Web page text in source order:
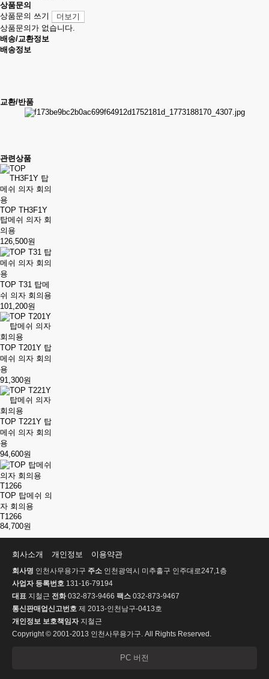
상품문의
상품문의 쓰기
더보기
상품문의가 없습니다.
배송/교환정보
배송정보
교환/반품
관련상품
TOP TH3F1Y
탑메쉬 의자 회
의용
126,500원
TOP T31 탑메
쉬 의자 회의용
101,200원
TOP T201Y 탑
메쉬 의자 회의
용
91,300원
TOP T221Y 탑
메쉬 의자 회의
용
94,600원
TOP 탑메쉬 의
자 회의용
T1266
84,700원
회사소개 개인정보 이용약관
회사명 인천사무용가구 주소 인천광역시 미추홀구 인주대로247,1층
사업자 등록번호 131-16-79194
대표 지철근 전화032-873-9466 팩스 032-873-9467
통신판매업신고번호 제 2013-인천남구-0413호
개인정보 보호책임자지철근
Copyright © 2001-2013 인천사무용가구. All Rights Reserved.
PC 버전